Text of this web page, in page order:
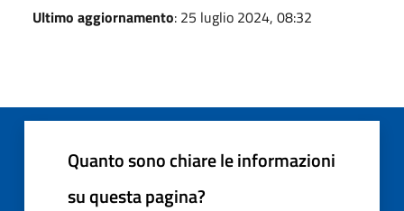
Ultimo aggiornamento: 25 luglio 2024, 08:32
Quanto sono chiare le informazioni
su questa pagina?